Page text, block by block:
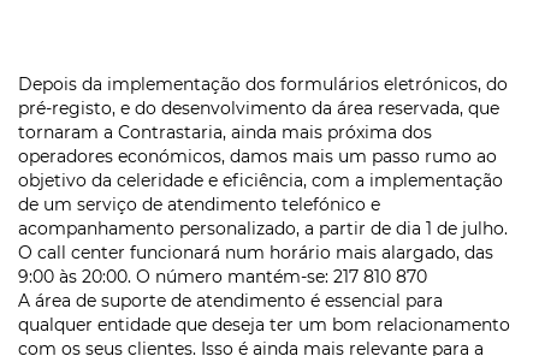
Depois da implementação dos formulários eletrónicos, do
pré-registo, e do desenvolvimento da área reservada, que
tornaram a Contrastaria, ainda mais próxima dos
operadores económicos, damos mais um passo rumo ao
objetivo da celeridade e eficiência, com a implementação
de um serviço de atendimento telefónico e
acompanhamento personalizado, a partir de dia 1 de julho.
O call center funcionará num horário mais alargado, das
9:00 às 20:00. O número mantém-se: 217 810 870
A área de suporte de atendimento é essencial para
qualquer entidade que deseja ter um bom relacionamento
com os seus clientes. Isso é ainda mais relevante para a